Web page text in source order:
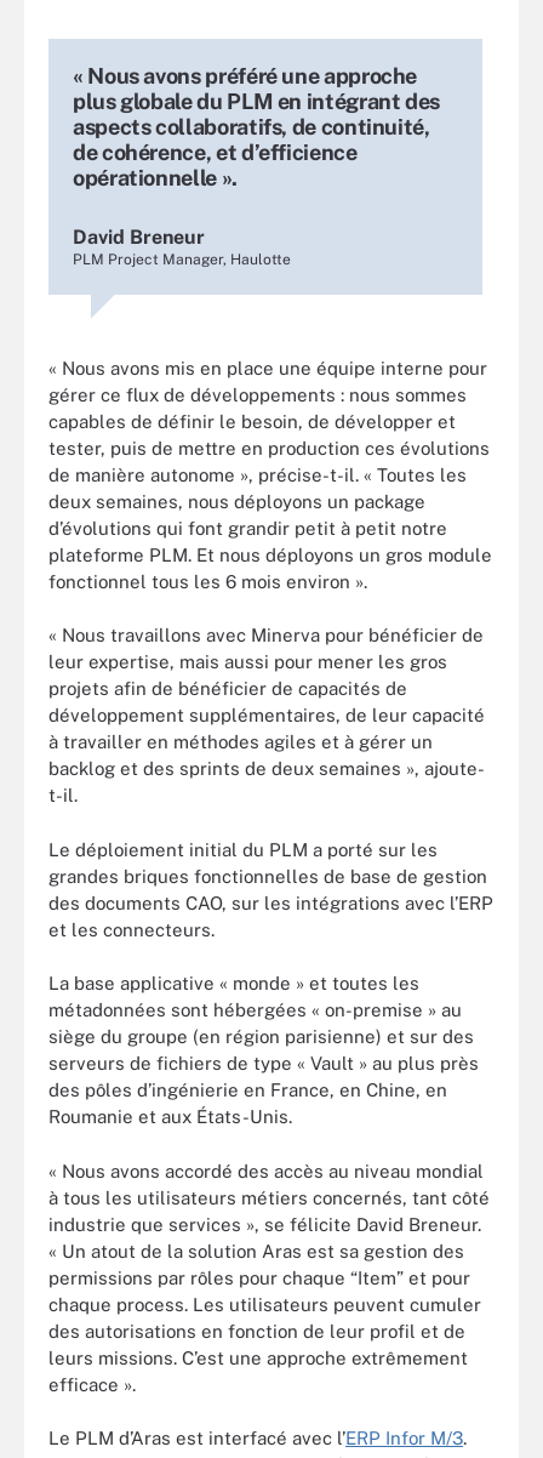
« Nous avons préféré une approche
plus globale du PLM en intégrant des
aspects collaboratifs, de continuité,
de cohérence, et d’efficience
opérationnelle ».
David Breneur
PLM Project Manager, Haulotte
« Nous avons mis en place une équipe interne pour
gérer ce flux de développements : nous sommes
capables de définir le besoin, de développer et
tester, puis de mettre en production ces évolutions
de manière autonome », précise-t-il. « Toutes les
deux semaines, nous déployons un package
d’évolutions qui font grandir petit à petit notre
plateforme PLM. Et nous déployons un gros module
fonctionnel tous les 6 mois environ ».
« Nous travaillons avec Minerva pour bénéficier de
leur expertise, mais aussi pour mener les gros
projets afin de bénéficier de capacités de
développement supplémentaires, de leur capacité
à travailler en méthodes agiles et à gérer un
backlog et des sprints de deux semaines », ajoute-
t-il.
Le déploiement initial du PLM a porté sur les
grandes briques fonctionnelles de base de gestion
des documents CAO, sur les intégrations avec l’ERP
et les connecteurs.
La base applicative « monde » et toutes les
métadonnées sont hébergées « on-premise » au
siège du groupe (en région parisienne) et sur des
serveurs de fichiers de type « Vault » au plus près
des pôles d’ingénierie en France, en Chine, en
Roumanie et aux États-Unis.
« Nous avons accordé des accès au niveau mondial
à tous les utilisateurs métiers concernés, tant côté
industrie que services », se félicite David Breneur.
« Un atout de la solution Aras est sa gestion des
permissions par rôles pour chaque “Item” et pour
chaque process. Les utilisateurs peuvent cumuler
des autorisations en fonction de leur profil et de
leurs missions. C’est une approche extrêmement
efficace ».
Le PLM d’Aras est interfacé avec l’ERP Infor M/3.